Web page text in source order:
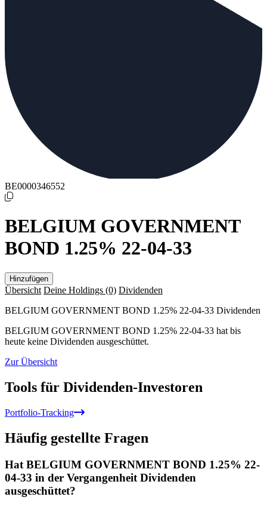
BE0000346552
BELGIUM GOVERNMENT
BOND 1.25% 22-04-33
Hinzufügen
Übersicht Deine Holdings (0) Dividenden
BELGIUM GOVERNMENT BOND 1.25% 22-04-33 Dividenden
BELGIUM GOVERNMENT BOND 1.25% 22-04-33 hat bis
heute keine Dividenden ausgeschüttet.
Zur Übersicht
Tools für Dividenden-Investoren
Portfolio-Tracking
Häufig gestellte Fragen
Hat BELGIUM GOVERNMENT BOND 1.25% 22-
04-33 in der Vergangenheit Dividenden
ausgeschüttet?